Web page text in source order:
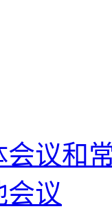
会议和
会议